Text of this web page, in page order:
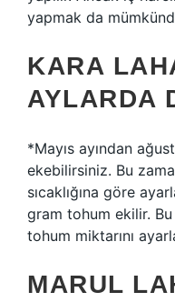
yapmak da
KARA
AYLARDA
*Mayıs ayından
ekebilirsiniz. Bu
sıcaklığına göre
gram tohum ekilir. Bu
tohum miktarını
MARUL